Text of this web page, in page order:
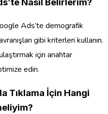
Ads’te demografik
gibi kriterleri kullanın.
için anahtar
edin.
Tıklama İçin Hangi